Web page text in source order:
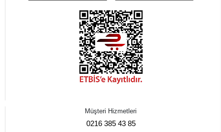
Müşteri Hizmetleri
0216 385 43 85